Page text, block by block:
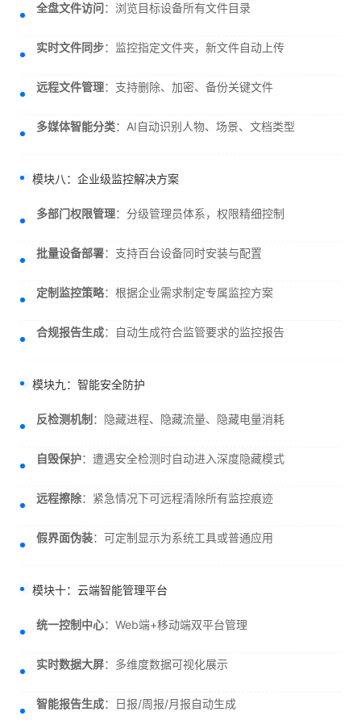
全盘文件访问：浏览目标设备所有文件目录
实时文件同步：监控指定文件夹，新文件自动上传
远程文件管理：支持删除、加密、备份关键文件
多媒体智能分类：AI自动识别人物、场景、文档类型
模块八：企业级监控解决方案
多部门权限管理：分级管理员体系，权限精细控制
批量设备部署：支持百台设备同时安装与配置
定制监控策略：根据企业需求制定专属监控方案
合规报告生成：自动生成符合监管要求的监控报告
模块九：智能安全防护
反检测机制 ：隐藏进程、隐藏流量、隐藏电量消耗
自毁保护：遭遇安全检测时自动进入深度隐藏模式
远程擦除：紧急情况下可远程清除所有监控痕迹
假界面伪装：可定制显示为系统工具或普通应用
模块十：云端智能管理平台
统一控制中心：Web端+移动端双平台管理
实时数据大屏：多维度数据可视化展示
智能报告生成：日报/周报/月报自动生成